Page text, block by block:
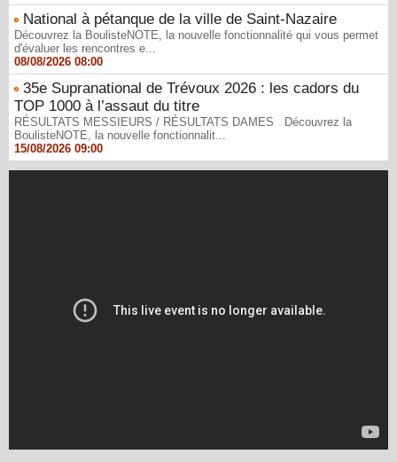
National à pétanque de la ville de Saint-Nazaire
Découvrez la BoulisteNOTE, la nouvelle fonctionnalité qui vous permet
d'évaluer les rencontres e...
08/08/2026 08:00
35e Supranational de Trévoux 2026 : les cadors du
TOP 1000 à l’assaut du titre
RÉSULTATS MESSIEURS / RÉSULTATS DAMES Découvrez la
BoulisteNOTE, la nouvelle fonctionnalit...
15/08/2026 09:00